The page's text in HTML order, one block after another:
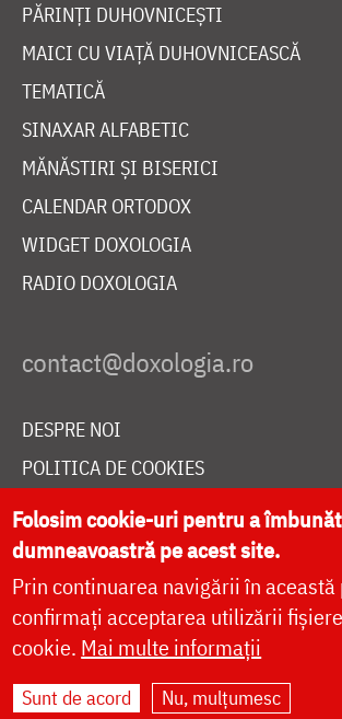
PĂRINȚI DUHOVNICEȘTI
MAICI CU VIAȚĂ DUHOVNICEASCĂ
TEMATICĂ
SINAXAR ALFABETIC
MĂNĂSTIRI ȘI BISERICI
CALENDAR ORTODOX
WIDGET DOXOLOGIA
RADIO DOXOLOGIA
DESPRE NOI
POLITICA DE COOKIES
DONEAZĂ ONLINE PENTRU CATEDRALA
LIVE
Site dezvoltat de
Folosim cookie-uri pentru a
dumneavoastră pe acest site.
Prin continuarea navigării în această
confirmați acceptarea utilizării
cookie. Mai multe informații
Sunt de acord Nu, mulțumesc